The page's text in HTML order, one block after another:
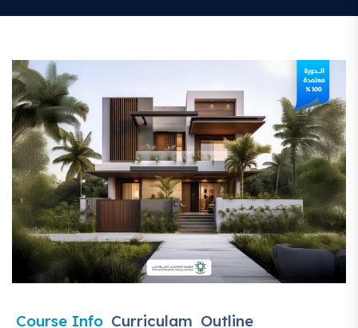
Course Info Curriculam Outline